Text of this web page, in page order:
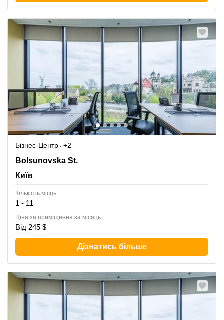
Бізнес-Центр
+2
13-15 Bolsunovska St.,IQ Business Centre, 8th Floor,
Bolsunovska St.
Київ
Кількість місць:
1 - 11
Ціна за приміщення за місяць:
Від 245 $
Дізнатись більше